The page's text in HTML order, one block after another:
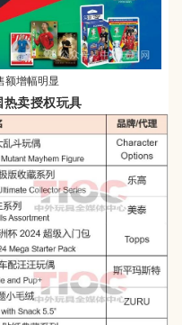
额增幅明显
卖授权玩具